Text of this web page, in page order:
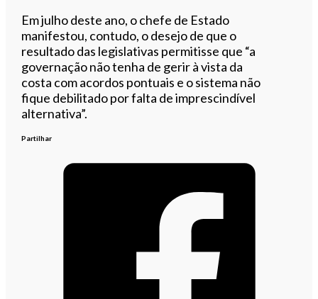
Emjulhodeste ano, o chefe de Estado
manifestou, contudo, o desejo de que o
resultado das legislativas permitisse que “a
governação não tenha de gerir à vista da
costa com acordos pontuais e o sistema não
fique debilitado por falta de imprescindível
alternativa”.
Partilhar